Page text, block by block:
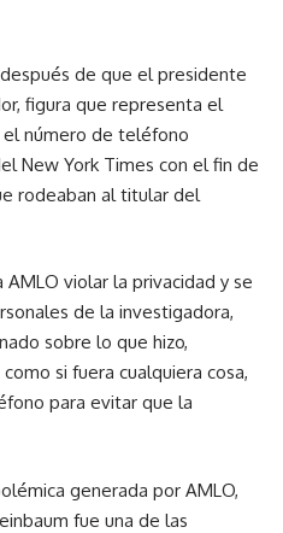
de que el presidente
figura que representa el
número de teléfono
New York Times con el fin de
rodeaban al titular del
violar la privacidad y se
de la investigadora,
sobre lo que hizo,
si fuera cualquiera cosa,
para evitar que la
generada por AMLO,
fue una de las